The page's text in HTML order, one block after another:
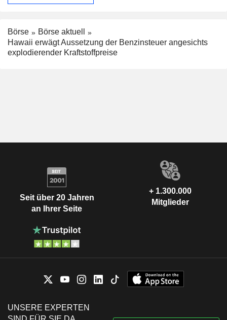
Börse
Börse aktuell
Hawaii erwägt Aussetzung der Benzinsteuer angesichts
explodierender Kraftstoffpreise
Seit über 20 Jahren
an Ihrer Seite
+ 1.300.000
Mitglieder
UNSERE EXPERTEN